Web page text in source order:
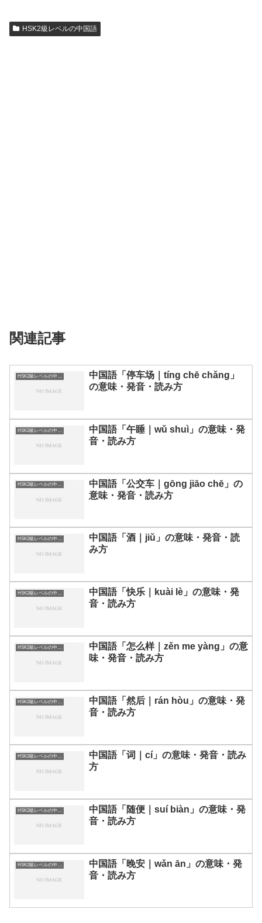
HSK2級レベルの中国語
関連記事
中国語「停车场｜tíng chē chǎng」
の意味・発音・読み方
中国語「午睡｜wǔ shuì」の意味・発
音・読み方
HSK2級レベルの中国語
中国語「公交车｜gōng jiāo chē」の
意味・発音・読み方
HSK2級レベルの中国語
中国語「酒｜jiǔ」の意味・発音・読
み方
HSK2級レベルの中国語
中国語「快乐｜kuài lè」の意味・発
音・読み方
HSK2級レベルの中国語
中国語「怎么样｜zěn me yàng」の意
味・発音・読み方
HSK2級レベルの中国語
中国語「然后｜rán hòu」の意味・発
音・読み方
HSK2級レベルの中国語
中国語「词｜cí」の意味・発音・読み
方
中国語「随便｜suí biàn」の意味・発
音・読み方
中国語「晚安｜wǎn ān」の意味・発
音・読み方